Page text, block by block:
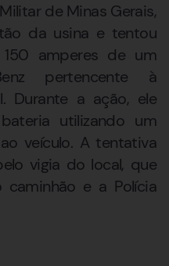
de Minas Gerais,
da usina e tentou
amperes de um
pertencente à
Durante a ação, ele
utilizando um
veículo. A tentativa
vigia do local, que
e a Polícia